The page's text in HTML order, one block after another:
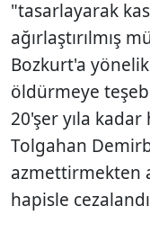
"tasarlayarak
ağırlaştırılmış
Bozkurt'a
öldürmeye
20'şer yıla
Tolgahan
azmettirmekten
hapisle